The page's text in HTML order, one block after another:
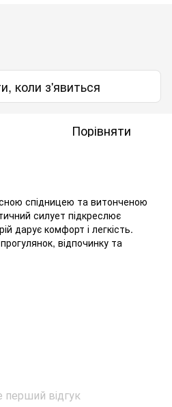
коли з'явиться
Порівняти
спідницею та витонченою
силует підкреслює
дарує комфорт і легкість.
відпочинку та
перший відгук